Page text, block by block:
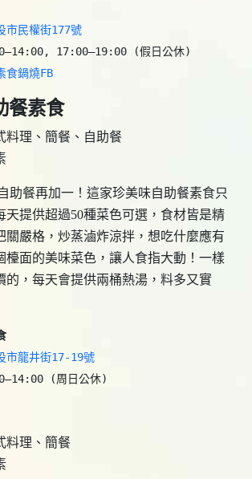
市民權街177號
17:00–19:00 (假日公休)
食鍋燒FB
餐素食
料理、簡餐、自助餐
助餐再加一！這家珍美味自助餐素食只
天提供超過50種菜色可選，食材皆是精
關嚴格，炒蒸滷炸涼拌，想吃什麼應有
檯面的美味菜色，讓人食指大動！一樣
的，每天會提供兩桶熱湯，料多又實
市龍井街17-19號
(周日公休)
料理、簡餐